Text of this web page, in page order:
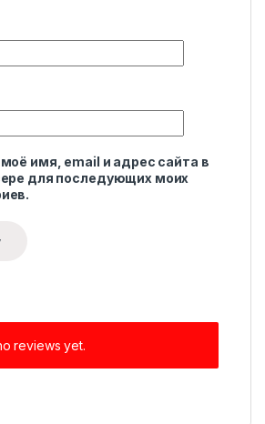
имя, email и адрес сайта в
для последующих моих
reviews yet.